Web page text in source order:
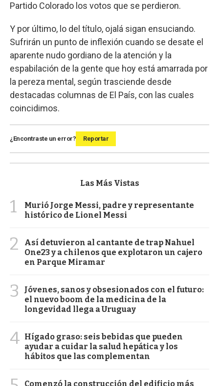
Partido Colorado los votos que se perdieron.
Y por último, lo del título, ojalá sigan ensuciando.
Sufrirán un punto de inflexión cuando se desate el
aparente nudo gordiano de la atención y la
espabilación de la gente que hoy está amarrada por
la pereza mental, según trasciende desde
destacadas columnas de El País, con las cuales
coincidimos.
¿Encontraste un error? Reportar
Las Más Vistas
1
Murió Jorge Messi, padre y representante
histórico de Lionel Messi
2
Así detuvieron al cantante de trap Nahuel
One23 y a chilenos que explotaron un cajero
en Parque Miramar
3
Jóvenes, sanos y obsesionados con el futuro:
el nuevo boom de la medicina de la
longevidad llega a Uruguay
4 Hígado graso: seis bebidas que pueden
ayudar a cuidar la salud hepática y los
hábitos que las complementan
Comenzó la construcción del edificio más